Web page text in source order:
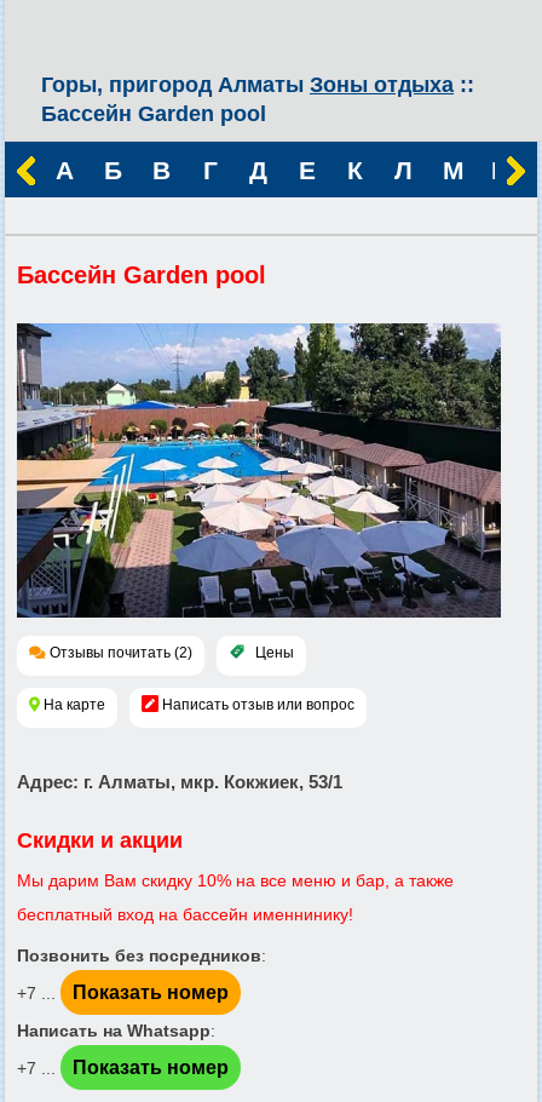
Горы, пригород Алматы Зоны отдыха ::
Бассейн Garden pool
А Б В Г Д Е К Л М Н
Бассейн Garden pool
Отзывы почитать (2) Цены
На карте Написать отзыв или вопрос
Адрес: г. Алматы, мкр. Кокжиек, 53/1
Скидки и акции
Мы дарим Вам скидку 10% на все меню и бар, а также
бесплатный вход на бассейн именнинику!
Позвонить без посредников:
+7 ...
Показать номер
Написать на Whatsapp:
+7 ...
Показать номер